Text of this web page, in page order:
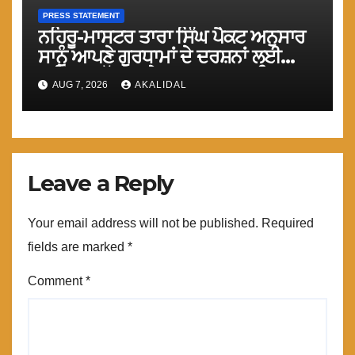
PRESS STATEMENT
ਨਹਿਰੂ-ਮਾਸਟਰ ਤਾਰਾ ਸਿੰਘ ਪੈਕਟ ਅਨੁਸਾਰ
ਸਾਨੂੰ ਆਪਣੇ ਗੁਰਧਾਮਾਂ ਦੇ ਦਰਸ਼ਨਾਂ ਲਈ
ਤੁਰੰਤ ਸਰਹੱਦਾਂ ਅਤੇ ਕਰਤਾਰਪੁਰ ਸਾਹਿਬ
ਲਾਂਘਾ ਖੋਲਿਆ ਜਾਵੇ : ਮਾਨ
AUG 7, 2026 AKALIDAL
Leave a Reply
Your email address will not be published. Required
fields are marked *
Comment*